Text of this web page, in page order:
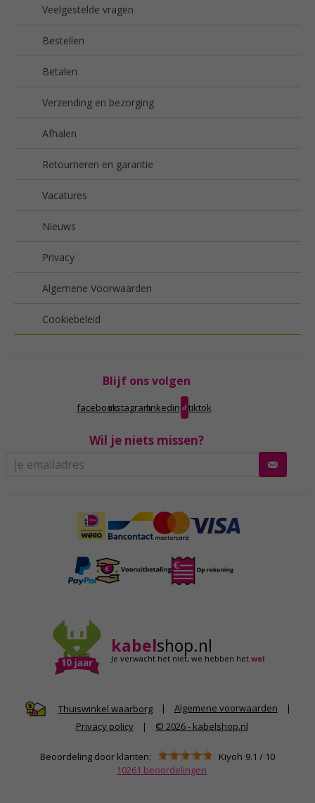
Veelgestelde vragen
Bestellen
Betalen
Verzending en bezorging
Afhalen
Retourneren en garantie
Vacatures
Nieuws
Privacy
Algemene Voorwaarden
Cookiebeleid
Blijf ons volgen
facebookinstagramlinkedin tiktok
Wil je niets missen?
kabelshop.nl
Je verwacht het niet,we hebben hetwel
Thuiswinkel waarborg | Algemene voorwaarden
|
Privacy policy
| © 2026 - kabelshop.nl
Beoordeling door klanten: Kiyoh 9.1 / 10
10261 beoordelingen